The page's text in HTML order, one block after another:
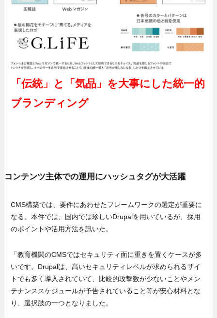
「伝統」と「気品」を大事にした統一的
ブランディング
コンテンツ主体での運用にハッシュタグが大活躍
CMS構築では、要件にあわせたフレームワークの選定が重要に
なる。本件では、国内では珍しいDrupalを用いているが、採用
のポイントや活用方法を訊いた。
「教育機関のCMSではセキュリティ面に重きを置くケースが多
いです。Drupalは、高いセキュリティレベルが求められるサイ
トでも多く導入されていて、比較的攻撃数が少ないことやメン
テナンススケジュールが予告されていること等が安心材料とな
り、選択肢の一つとなりました。